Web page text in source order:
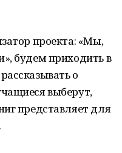
проекта: «Мы,
будем приходить в
о
выберут,
представляет для